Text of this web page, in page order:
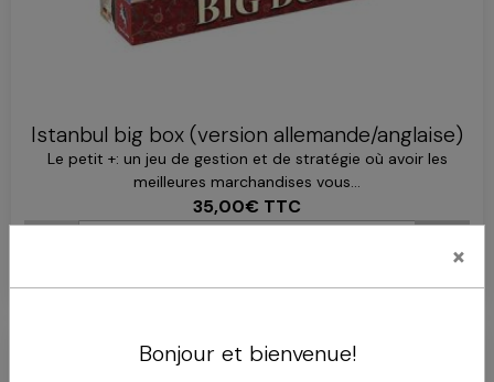
Istanbul big box (version allemande/anglaise)
Le petit +: un jeu de gestion et de stratégie où avoir les
meilleures marchandises vous...
35,00€ TTC
AJOUTER AU PANIER
×
Bonjour et bienvenue!